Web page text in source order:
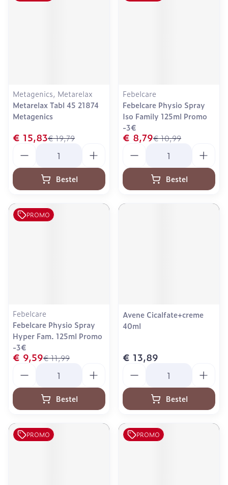
Metagenics, Metarelax
Metarelax Tabl 45 21874
Metagenics
€ 19,79
€ 15,83
Bestel
Febelcare
Febelcare Physio Spray
Iso Family 125ml Promo
-3€
€ 10,99
€ 8,79
Bestel
PROMO
Febelcare
Febelcare Physio Spray
Hyper Fam. 125ml Promo
-3€
€ 11,99
€ 9,59
Bestel
Avene Cicalfate+creme
40ml
€ 13,89
Bestel
PROMO PROMO